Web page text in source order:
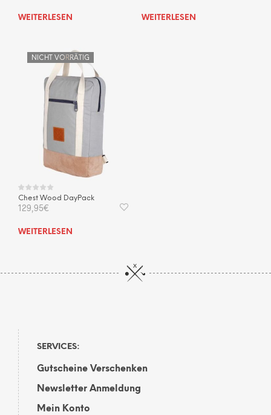
WEITERLESEN WEITERLESEN
NICHT VORRÄTIG
Chest Wood DayPack
129,95€
WEITERLESEN
SERVICES:
Gutscheine Verschenken
Newsletter Anmeldung
Mein Konto